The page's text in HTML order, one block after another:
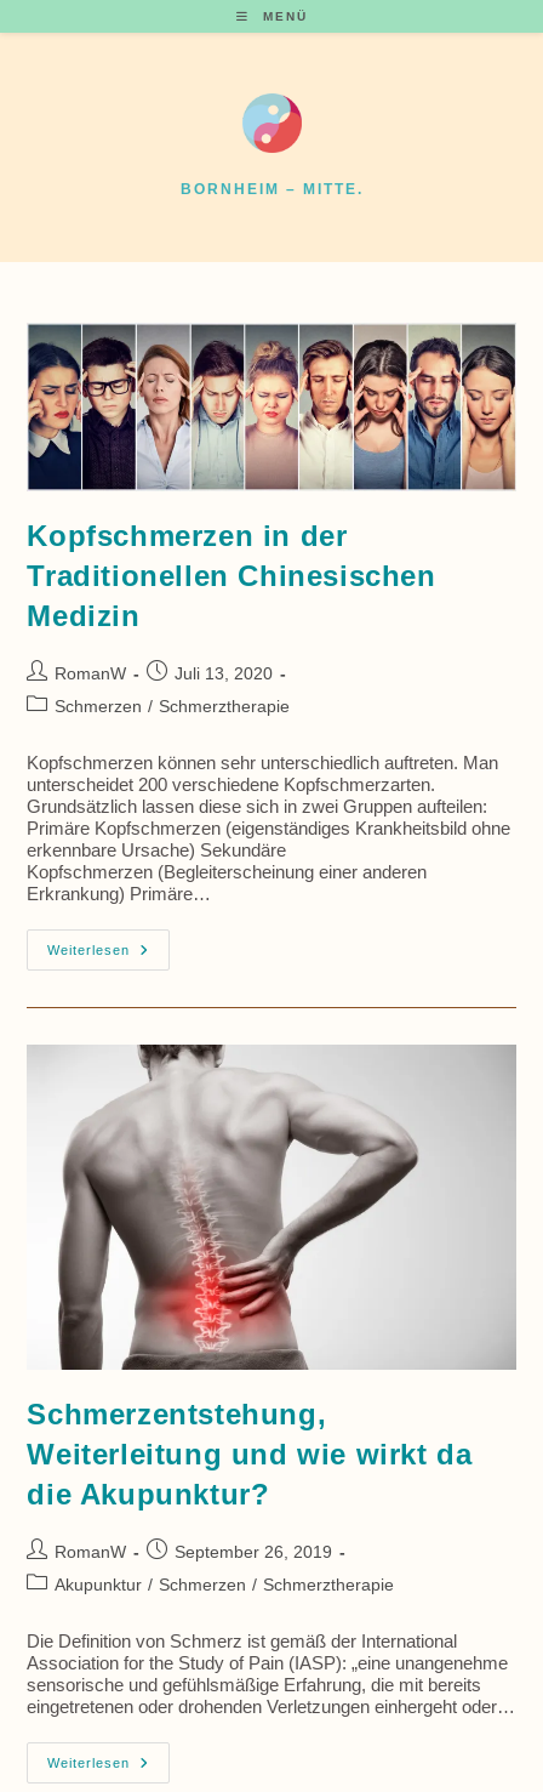
MENÜ
BORNHEIM – MITTE.
Kopfschmerzen in der
Traditionellen Chinesischen
Medizin
Beitrags-
Autor:
RomanW
Beitrag
veröffentlicht:
Juli 13, 2020
Beitrags-
Schmerzen / Schmerztherapie
Kopfschmerzen können sehr unterschiedlich auftreten. Man
unterscheidet 200 verschiedene Kopfschmerzarten.
Grundsätzlich lassen diese sich in zwei Gruppen aufteilen:
Primäre Kopfschmerzen (eigenständiges Krankheitsbild ohne
erkennbare Ursache) Sekundäre
Kopfschmerzen (Begleiterscheinung einer anderen
Erkrankung) Primäre…
Weiterlesen
Kopfschmerzen
In
Schmerzentstehung,
Weiterleitung und wie wirkt da
die Akupunktur?
Beitrags-
Autor:
RomanW
Beitrag
veröffentlicht:
September 26, 2019
Beitrags-
Akupunktur / Schmerzen / Schmerztherapie
Die Definition von Schmerz ist gemäß der International
Association for the Study of Pain (IASP): „eine unangenehme
sensorische und gefühlsmäßige Erfahrung, die mit bereits
eingetretenen oder drohenden Verletzungen einhergeht oder…
Weiterlesen
Schmerzentstehung,
Weiterleitung